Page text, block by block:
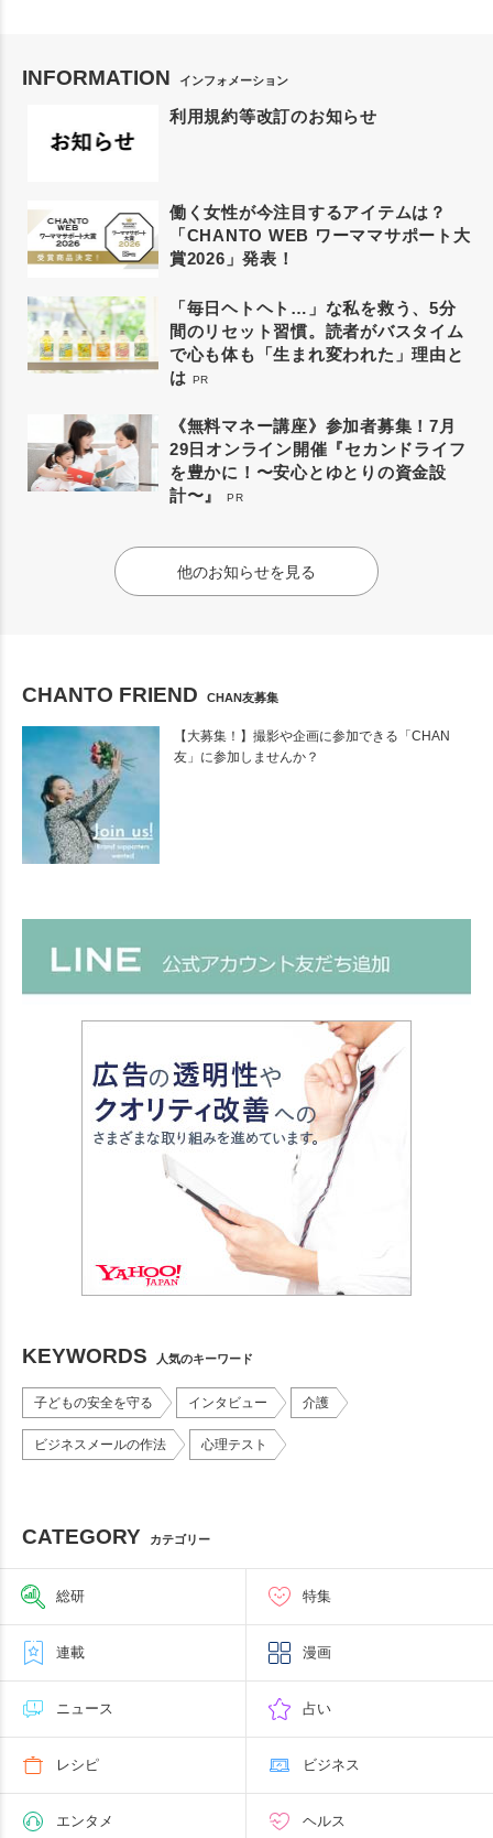
INFORMATION インフォメーション
利用規約等改訂のお知らせ
働く女性が今注目するアイテムは？
「CHANTO WEB ワーママサポート大
賞2026」発表！
「毎日ヘトヘト…」な私を救う、5分
間のリセット習慣。読者がバスタイム
で心も体も「生まれ変われた」理由と
は PR
《無料マネー講座》参加者募集！7月
29日オンライン開催『セカンドライフ
を豊かに！〜安心とゆとりの資金設
計〜』
PR
他のお知らせを見る
CHANTO FRIEND CHAN友募集
【大募集！】撮影や企画に参加できる「CHAN
友」に参加しませんか？
KEYWORDS 人気のキーワード
子どもの安全を守る インタビュー 介護
ビジネスメールの作法 心理テスト
CATEGORY カテゴリー
総研 特集
連載 漫画
ニュース 占い
レシピ ビジネス
エンタメ ヘルス